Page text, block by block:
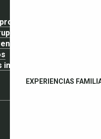
EXPERIENCIAS
importa!